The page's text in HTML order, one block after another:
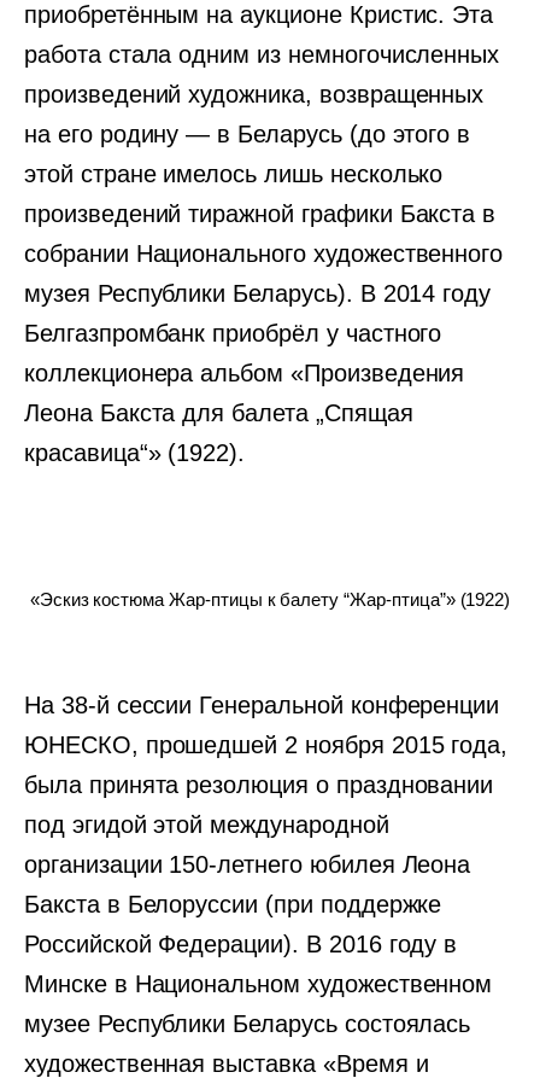
приобретённым на аукционе Кристис. Эта
работа стала одним из немногочисленных
произведений художника, возвращенных
на его родину — в Беларусь (до этого в
этой стране имелось лишь несколько
произведений тиражной графики Бакста в
собрании Национального художественного
музея Республики Беларусь). В 2014 году
Белгазпромбанк приобрёл у частного
коллекционера альбом «Произведения
Леона Бакста для балета „Спящая
красавица“» (1922).
«Эскиз костюма Жар-птицы к балету “Жар-птица”» (1922)
На 38-й сессии Генеральной конференции
ЮНЕСКО, прошедшей 2 ноября 2015 года,
была принята резолюция о праздновании
под эгидой этой международной
организации 150-летнего юбилея Леона
Бакста в Белоруссии (при поддержке
Российской Федерации). В 2016 году в
Минске в Национальном художественном
музее Республики Беларусь состоялась
художественная выставка «Время и